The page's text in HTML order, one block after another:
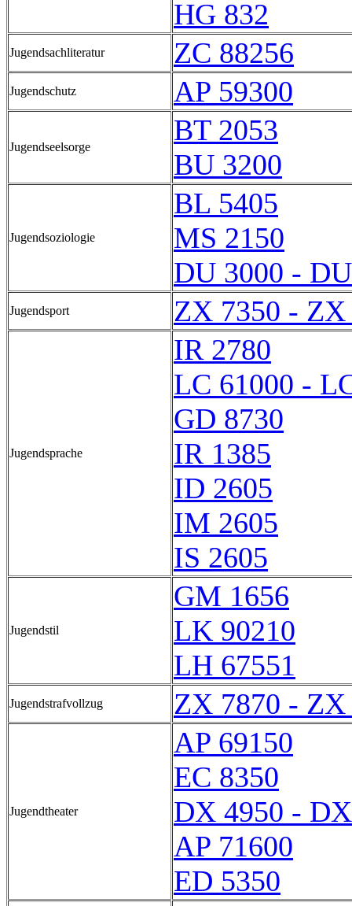
HG 832
Jugendsachliteratur ZC 88256
Jugendschutz AP 59300
Jugendseelsorge
BT 2053
BU 3200
Jugendsoziologie
BL 5405
MS 2150
DU 3000 -
Jugendsport ZX 7350 - ZX
Jugendsprache
IR 2780
LC 61000 -
GD 8730
IR 1385
ID 2605
IM 2605
IS 2605
Jugendstil
GM 1656
LK 90210
LH 67551
Jugendstrafvollzug ZX 7870 - ZX
Jugendtheater
AP 69150
EC 8350
DX 4950 -
AP 71600
ED 5350